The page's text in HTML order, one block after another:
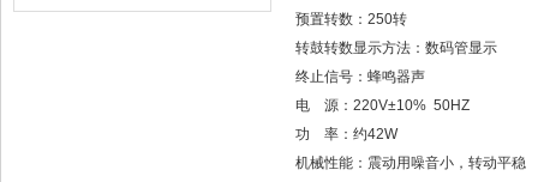
预置转数：250转
转鼓转数显示方法：数码管显示
终止信号：蜂鸣器声
电 源：220V±10% 50HZ
功 率：约42W
机械性能：震动用噪音小，转动平稳